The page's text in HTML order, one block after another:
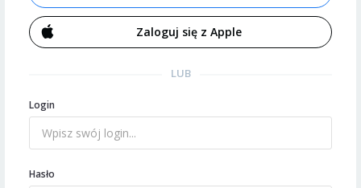
Zaloguj się z Apple
LUB
Login
Hasło